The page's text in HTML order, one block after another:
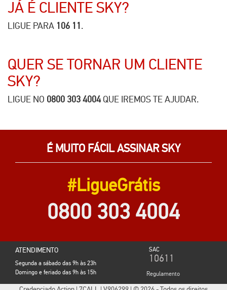
JÁ É CLIENTE SKY?
LIGUE PARA 106 11 .
QUER SE TORNAR UM CLIENTE
SKY?
LIGUE NO 0800 303 4004QUE IREMOS TE AJUDAR.
É MUITO FÁCIL ASSINAR SKY
#LigueGrátis
0800 303 4004
ATENDIMENTO
Segunda a sábado das 9h às 23h
Domingo e feriado das 9h às 15h
SAC
10611
Regulamento